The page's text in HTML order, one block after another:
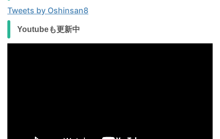
Tweets by Oshinsan8
Youtubeも更新中